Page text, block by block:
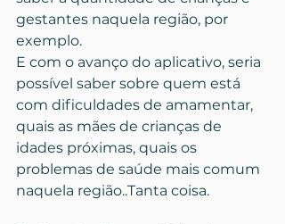
gestantes naquela região, por
exemplo.
E com o avanço do aplicativo, seria
possível saber sobre quem está
com dificuldades de amamentar,
quais as mães de crianças de
idades próximas, quais os
problemas de saúde mais comum
naquela região..Tanta coisa.